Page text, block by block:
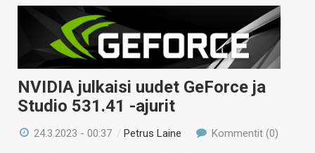
NVIDIA julkaisi uudet GeForce ja
Studio 531.41 -ajurit
24.3.2023 - 00:37 / Petrus Laine Kommentit (0)